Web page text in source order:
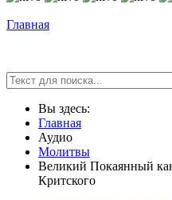
Главная
Вы здесь:
Главная
Аудио
Молитвы
Великий Покаянный
Критского